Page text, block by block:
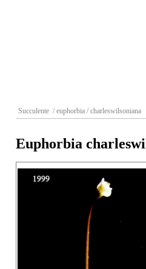
Succulente / euphorbia / charleswilsoniana
Euphorbia